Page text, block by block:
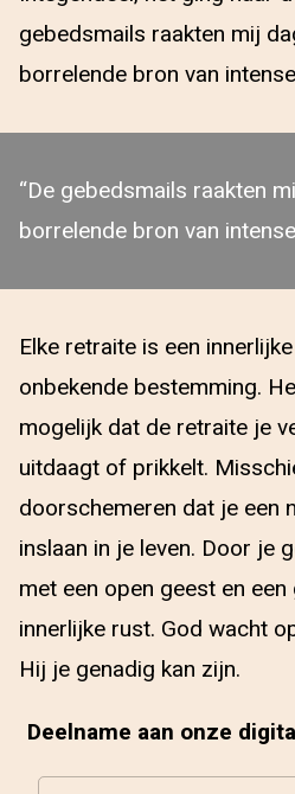
gebedsmails raakten mij
borrelende bron van
“De gebedsmails raakten
borrelende bron van
Elke retraite is een
onbekende bestemming.
mogelijk dat de retraite je
uitdaagt of prikkelt.
doorschemeren dat je een
inslaan in je leven. Door je
met een open geest en
innerlijke rust. God wacht
Hij je genadig kan zijn.
Deelname aan onze